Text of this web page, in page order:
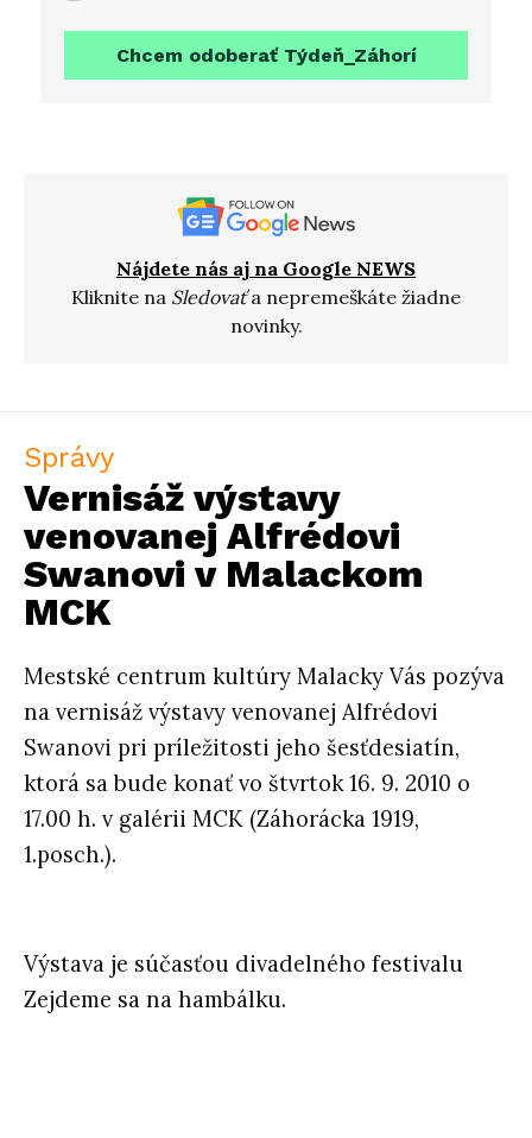
Chcem odoberať Týdeň_Záhorí
Nájdete nás aj na Google NEWS
Kliknite na Sledovaťa nepremeškáte žiadne
novinky.
Správy
Vernisáž výstavy
venovanej Alfrédovi
Swanovi v Malackom
MCK
Mestské centrum kultúry Malacky Vás pozýva
na vernisáž výstavy venovanej Alfrédovi
Swanovi pri príležitosti jeho šesťdesiatín,
ktorá sa bude konať vo štvrtok 16. 9. 2010 o
17.00 h. v galérii MCK (Záhorácka 1919,
1.posch.).
Výstava je súčasťou divadelného festivalu
Zejdeme sa na hambálku.